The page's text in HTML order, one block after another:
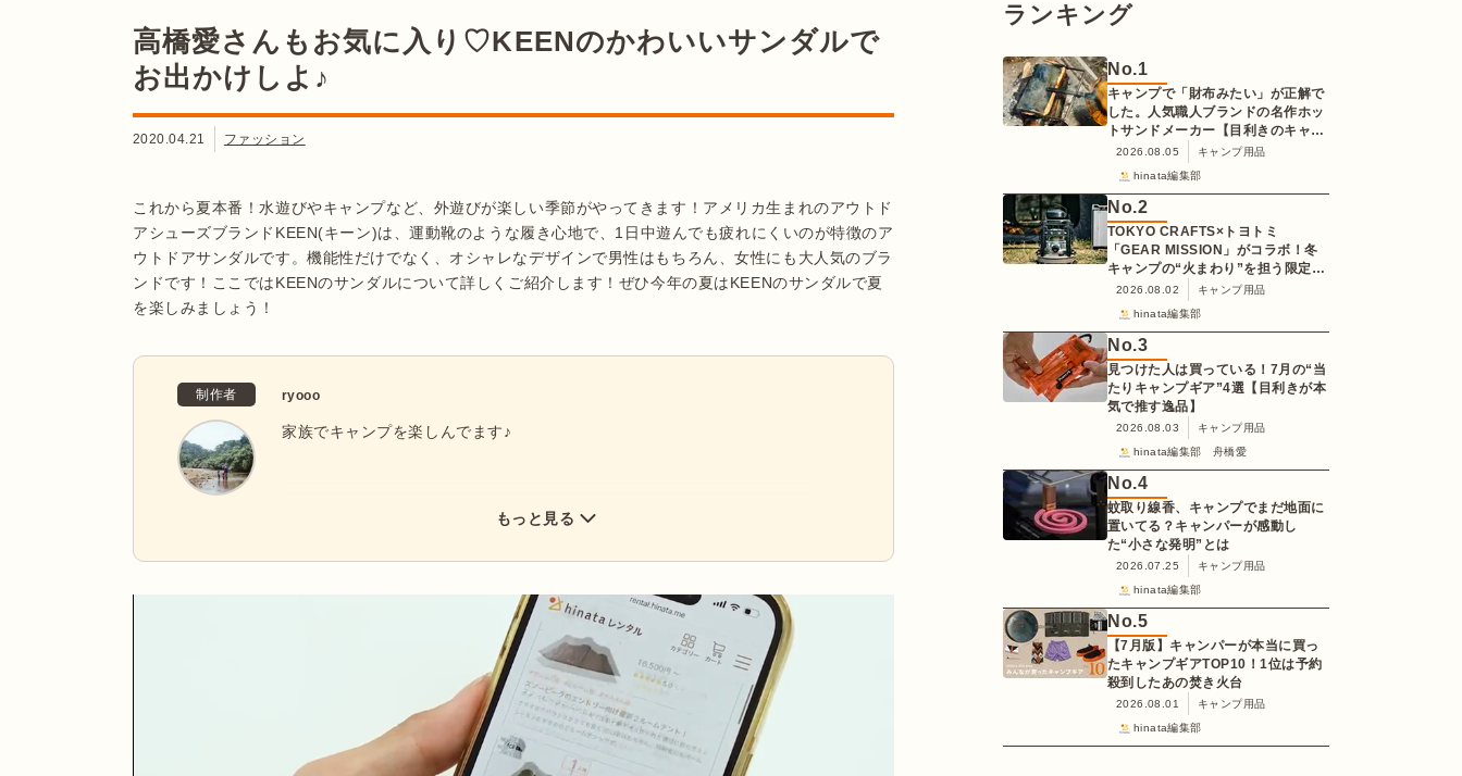
高橋愛さんもお気に入り♡KEENのかわいいサンダルで
お出かけしよ♪
2020.04.21 ファッション
これから夏本番！水遊びやキャンプなど、外遊びが楽しい季節がやってきます！アメリカ生まれのアウトド
アシューズブランドKEEN(キーン)は、運動靴のような履き心地で、1日中遊んでも疲れにくいのが特徴のア
ウトドアサンダルです。機能性だけでなく、オシャレなデザインで男性はもちろん、女性にも大人気のブラ
ンドです！ここではKEENのサンダルについて詳しくご紹介します！ぜひ今年の夏はKEENのサンダルで夏
を楽しみましょう！
制作者 ryooo
家族でキャンプを楽しんでます♪
もっと見る
ランキング
No.1
キャンプで「財布みたい」が正解で
した。人気職人ブランドの名作ホッ
トサンドメーカー【目利きのキャン
プギア】
2026.08.05
キャンプ用品
hinata編集部
No.2
TOKYO CRAFTS×トヨトミ
「GEAR MISSION」がコラボ！冬
キャンプの“火まわり”を担う限定
K3クッキングストーブが登場
2026.08.02
キャンプ用品
hinata編集部
No.3
見つけた人は買っている！7月の“当
たりキャンプギア”4選【目利きが本
気で推す逸品】
2026.08.03
キャンプ用品
hinata編集部 舟橋愛
No.4
蚊取り線香、キャンプでまだ地面に
置いてる？キャンパーが感動し
た“小さな発明”とは
2026.07.25
キャンプ用品
hinata編集部
No.5
【7月版】キャンパーが本当に買っ
たキャンプギアTOP10！1位は予約
殺到したあの焚き火台
2026.08.01
キャンプ用品
hinata編集部